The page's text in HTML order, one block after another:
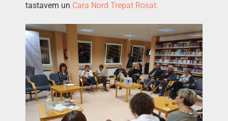
tastavem un Cara Nord Trepat Rosat.